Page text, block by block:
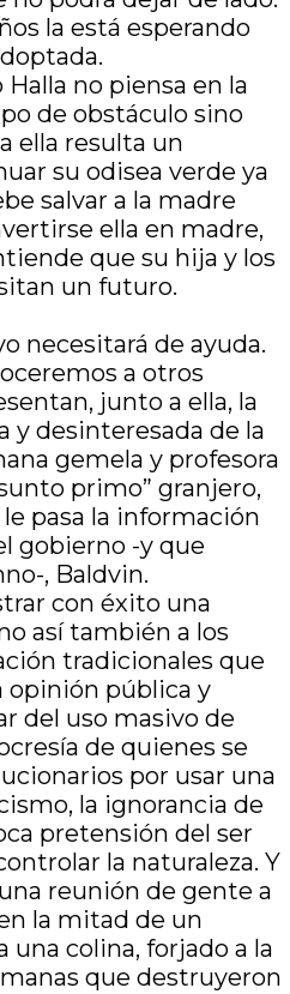
la está esperando
no piensa en la
de obstáculo sino
ella resulta un
su odisea verde ya
salvar a la madre
ella en madre,
que su hija y los
un futuro.
necesitará de ayuda.
a otros
junto a ella, la
y desinteresada de la
gemela y profesora
primo” granjero,
pasa la información
gobierno -y que
, Baldvin.
con éxito una
así también a los
tradicionales que
opinión pública y
del uso masivo de
de quienes se
por usar una
la ignorancia de
pretensión del ser
la naturaleza. Y
reunión de gente a
la mitad de un
una colina, forjado a la
que destruyeron